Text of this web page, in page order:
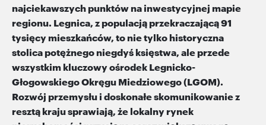
najciekawszych punktów na inwestycyjnej mapie
regionu. Legnica, z populacją przekraczającą 91
tysięcy mieszkańców, to nie tylko historyczna
stolica potężnego niegdyś księstwa, ale przede
wszystkim kluczowy ośrodek Legnicko-
Głogowskiego Okręgu Miedziowego (LGOM).
Rozwój przemysłu i doskonałe skomunikowanie z
resztą kraju sprawiają, że lokalny rynek